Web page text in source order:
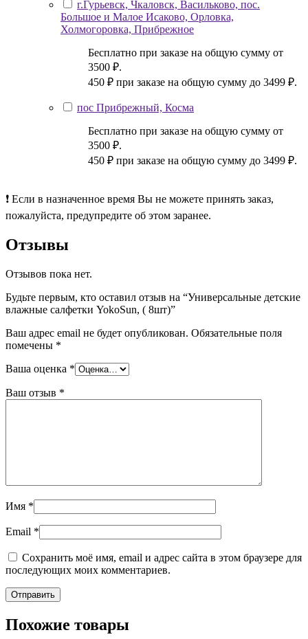
г.Гурьевск, Чкаловск, Васильково, пос.
Большое и Малое Исаково, Орловка,
Холмогоровка, Прибрежное
Бесплатно при заказе на общую сумму от
3500 ₽.
450 ₽ при заказе на общую сумму до 3499 ₽.
пос Прибрежный, Косма
Бесплатно при заказе на общую сумму от
3500 ₽.
450 ₽ при заказе на общую сумму до 3499 ₽.
❗ Если в назначенное время Вы не можете принять заказ,
пожалуйста, предупредите об этом заранее.
Отзывы
Отзывов пока нет.
Будьте первым, кто оставил отзыв на “Универсальные детские
влажные салфетки YokoSun, ( 8шт)”
Ваш адрес email не будет опубликован. Обязательные поля
помечены *
Ваша оценка *
Ваш отзыв *
Имя *
Email *
Сохранить моё имя, email и адрес сайта в этом браузере для
последующих моих комментариев.
Похожие товары